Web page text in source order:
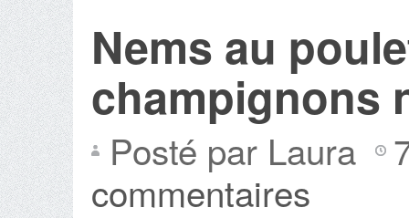
Nems au
champignons
Posté par Laura
commentaires